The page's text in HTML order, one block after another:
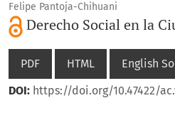
Felipe Pantoja-Chihuani
Derecho Social en la
PDF HTML
English
DOI: https://doi.org/10.47422/